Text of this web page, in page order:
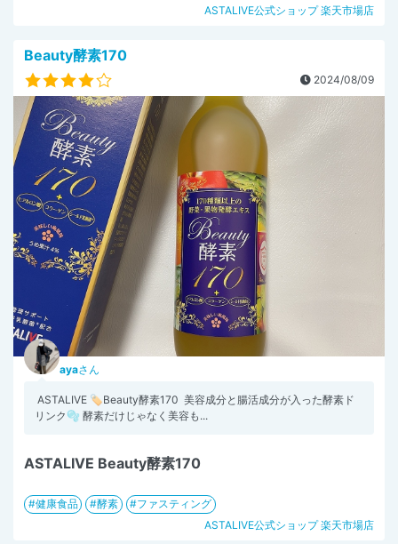
ASTALIVE公式ショップ 楽天市場店
Beauty酵素170
2024/08/09
ayaさん
⁡ ASTALIVE 🏷️Beauty酵素170 ⁡ 美容成分と腸活成分が入った酵素ド
リンク🫧 酵素だけじゃなく美容も...
ASTALIVE Beauty酵素170
健康食品 酵素
ファスティング
ASTALIVE公式ショップ 楽天市場店